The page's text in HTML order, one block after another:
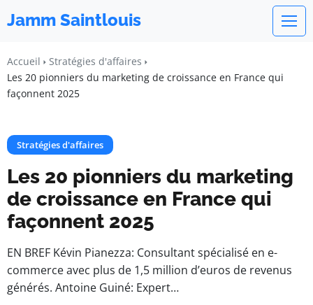
Jamm Saintlouis
Accueil
Stratégies d'affaires
Les 20 pionniers du marketing de croissance en France qui
façonnent 2025
Stratégies d'affaires
Les 20 pionniers du marketing
de croissance en France qui
façonnent 2025
EN BREF Kévin Pianezza: Consultant spécialisé en e-
commerce avec plus de 1,5 million d’euros de revenus
générés. Antoine Guiné: Expert…